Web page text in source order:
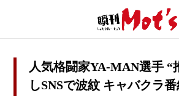
人気格闘家YA-MAN選手 “
しSNSで波紋 キャバクラ